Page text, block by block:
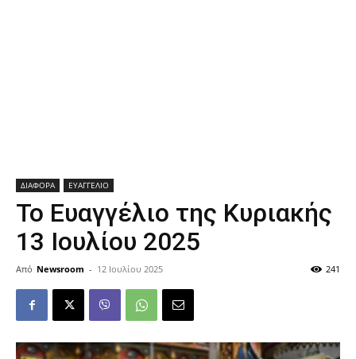
ΔΙΑΦΟΡΑ ΕΥΑΓΓΕΛΙΟ
Το Ευαγγέλιο της Κυριακής
13 Ιουλίου 2025
Από Newsroom - 12 Ιουλίου 2025 241